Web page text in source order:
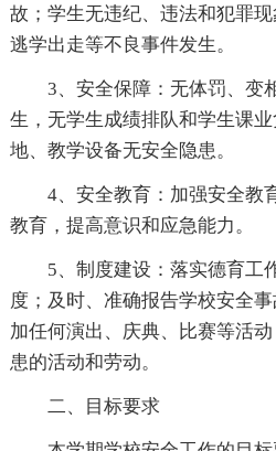
故；学生无违纪、违法和犯罪
逃学出走等不良事件发生。
3、安全保障：无体罚、变
生，无学生成绩排队和学生课
地、教学设备无安全隐患。
4、安全教育：加强安全教
教育，提高意识和应急能力。
5、制度建设：落实德育工
度；及时、准确报告学校安全
加任何演出、庆典、比赛等活
患的活动和劳动。
二、目标要求